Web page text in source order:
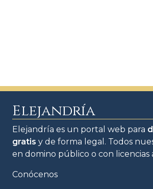
Elejandría
Elejandría es un portal web para
gratis y de forma legal. Todos
en domino público o con licencias
Conócenos